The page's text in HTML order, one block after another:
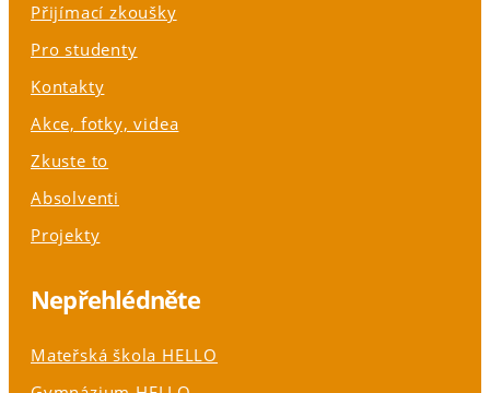
Přijímací zkoušky
Pro studenty
Kontakty
Akce, fotky, videa
Zkuste to
Absolventi
Projekty
Nepřehlédněte
Mateřská škola HELLO